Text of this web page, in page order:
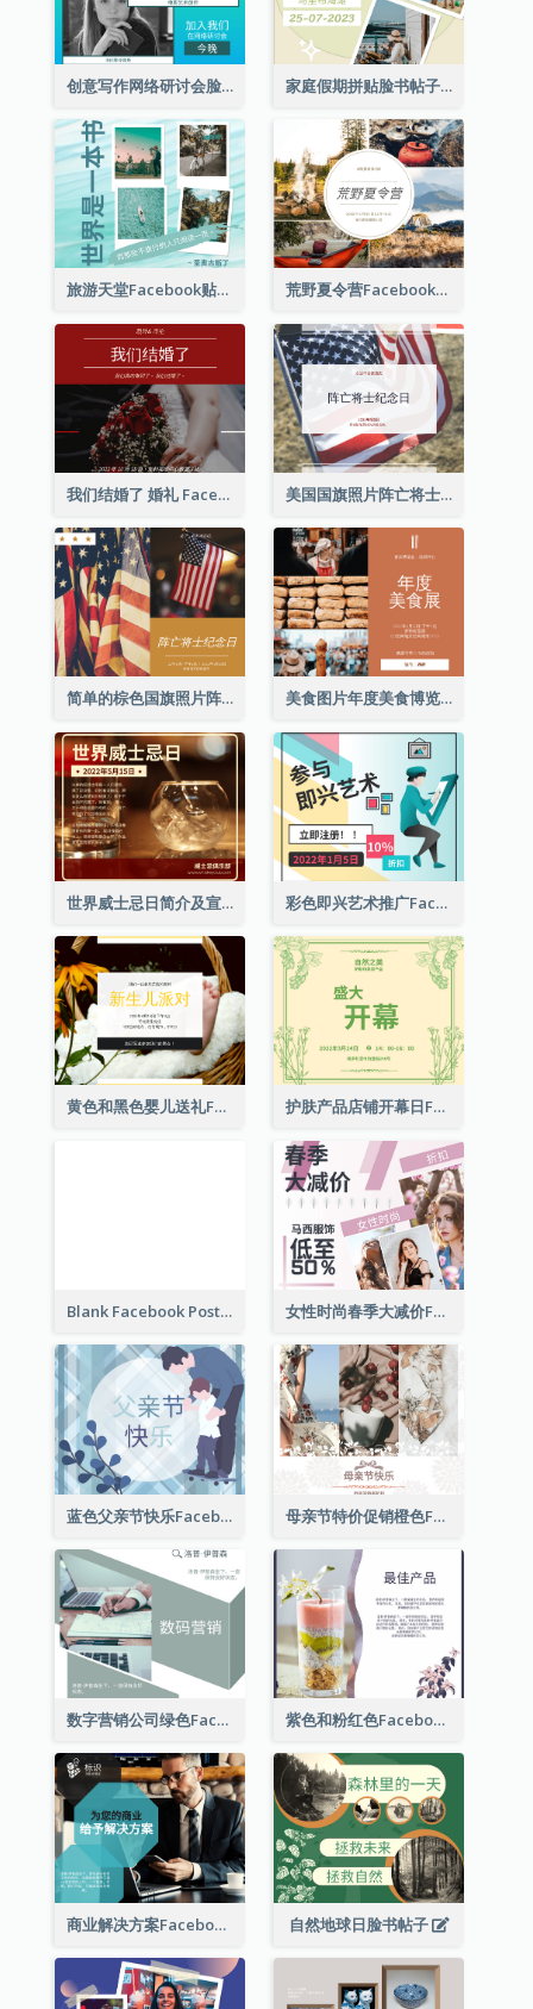
创意写作网络研讨会脸书帖子 家庭假期拼贴脸书帖子
旅游天堂Facebook贴子 荒野夏令营Facebook帖子
我们结婚了 婚礼 Facebook 帖子 美国国旗照片阵亡将士纪念日庆祝活动Facebook帖子
简单的棕色国旗照片阵亡将士纪念日Facebook帖子 美食图片年度美食博览会邀请函Facebook帖子
世界威士忌日简介及宣传用Facebook帖子 彩色即兴艺术推广Facebook帖子
黄色和黑色婴儿送礼Facebook帖子 护肤产品店铺开幕日Facebook帖子
Blank Facebook Post 女性时尚春季大减价Facebook帖子
蓝色父亲节快乐Facebook帖子 母亲节特价促销橙色Facebook帖子
数字营销公司绿色Facebook帖子 紫色和粉红色Facebook帖子
商业解决方案Facebook帖子 自然地球日脸书帖子